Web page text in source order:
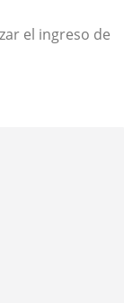
el ingreso de